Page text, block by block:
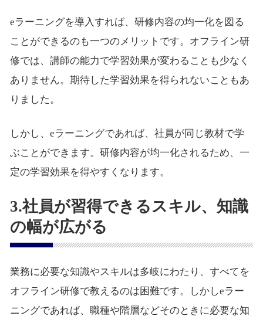
eラーニングを導入すれば、研修内容の均一化を図る
ことができるのも一つのメリットです。オフライン研
修では、講師の能力で学習効果が変わることも少なく
ありません。期待した学習効果を得られないこともあ
りました。
しかし、eラーニングであれば、社員が同じ教材で学
ぶことができます。研修内容が均一化されるため、一
定の学習効果を得やすくなります。
3.社員が習得できるスキル、知識
の幅が広がる
業務に必要な知識やスキルは多岐にわたり、すべてを
オフライン研修で教えるのは困難です。しかしeラー
ニングであれば、職種や階層などそのときに必要な知